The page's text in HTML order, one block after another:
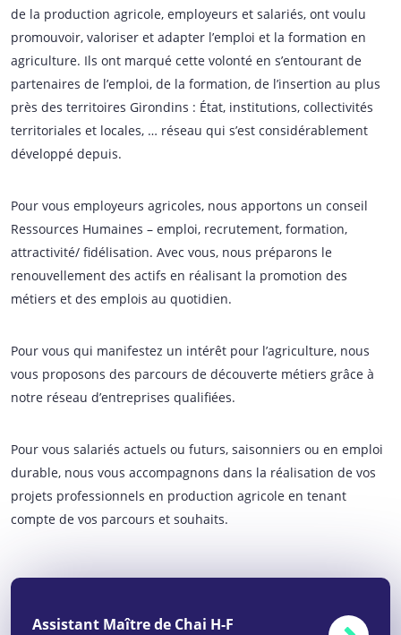
de la production agricole, employeurs et salariés, ont voulu
promouvoir, valoriser et adapter l’emploi et la formation en
agriculture. Ils ont marqué cette volonté en s’entourant de
partenaires de l’emploi, de la formation, de l’insertion au plus
près des territoires Girondins : État, institutions, collectivités
territoriales et locales, … réseau qui s’est considérablement
développé depuis.
Pour vous employeurs agricoles, nous apportons un conseil
Ressources Humaines – emploi, recrutement, formation,
attractivité/ fidélisation. Avec vous, nous préparons le
renouvellement des actifs en réalisant la promotion des
métiers et des emplois au quotidien.
Pour vous qui manifestez un intérêt pour l’agriculture, nous
vous proposons des parcours de découverte métiers grâce à
notre réseau d’entreprises qualifiées.
Pour vous salariés actuels ou futurs, saisonniers ou en emploi
durable, nous vous accompagnons dans la réalisation de vos
projets professionnels en production agricole en tenant
compte de vos parcours et souhaits.
Assistant Maître de Chai H-F